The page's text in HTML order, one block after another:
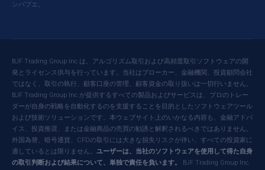
ンバブエ。
BJF Trading Group Inc.は、アルゴリズム取引および高頻度取引ソフトウェアの開
発とライセンス供与を行っています。当社はブローカー、金融機関、投資顧問会社
ではなく、取引の執行、顧客口座の管理、顧客資金の取り扱いは一切行いません。
BJF Trading Group Inc.が提供するすべての製品およびサービスは、プロのトレー
ダーが自身の戦略を自動化するのを支援することを目的としたソフトウェアツール
および技術ソリューションです。本ウェブサイト上のいかなる内容も、金融アドバ
イス、投資推奨、または金融商品の売買の勧誘と解釈されるべきではありません。
外国為替、暗号通貨、CFDの取引には大きな損失リスクが伴い、すべての投資家に
適しているとは限りません。 ユーザーは、当社のソフトウェアを使用して得た自身
の取引判断および結果について、単独で責任を負います。
BJF Trading Group Inc.